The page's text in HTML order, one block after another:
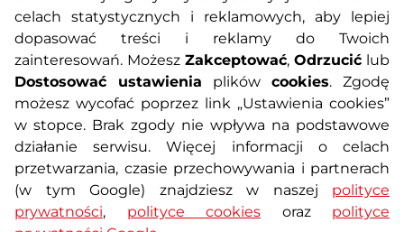
Polityka prywatności Koszty przesyłek
Metody płatności Program lojalnościowy
Usługi dodatkowe Reklamacje i serwis
Formularz kontaktowy Wyposażenie siłowni
celach statystycznych i reklamowych, aby lepiej
dopasować treści i reklamy do Twoich
zainteresowań. Możesz Zakceptować, Odrzucić lub
Dostosować ustawienia plików cookies. Zgodę
możesz wycofać poprzez link „Ustawienia cookies”
w stopce. Brak zgody nie wpływa na podstawowe
działanie serwisu. Więcej informacji o celach
przetwarzania, czasie przechowywania i partnerach
(w tym Google) znajdziesz w naszej polityce
prywatności, polityce cookies oraz polityce